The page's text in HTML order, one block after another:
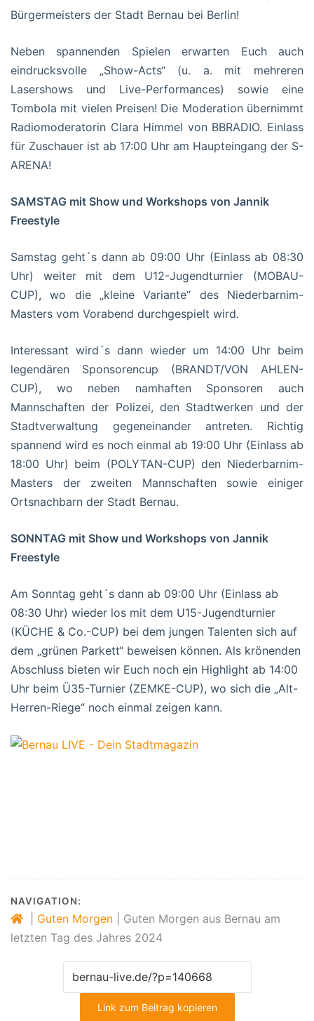
Bürgermeisters der Stadt Bernau bei Berlin!
Neben spannenden Spielen erwarten Euch auch
eindrucksvolle „Show-Acts“ (u. a. mit mehreren
Lasershows und Live-Performances) sowie eine
Tombola mit vielen Preisen! Die Moderation übernimmt
Radiomoderatorin Clara Himmel von BBRADIO. Einlass
für Zuschauer ist ab 17:00 Uhr am Haupteingang der S-
ARENA!
SAMSTAG mit Show und Workshops von Jannik
Freestyle
Samstag geht´s dann ab 09:00 Uhr (Einlass ab 08:30
Uhr) weiter mit dem U12-Jugendturnier (MOBAU-
CUP), wo die „kleine Variante“ des Niederbarnim-
Masters vom Vorabend durchgespielt wird.
Interessant wird´s dann wieder um 14:00 Uhr beim
legendären Sponsorencup (BRANDT/VON AHLEN-
CUP), wo neben namhaften Sponsoren auch
Mannschaften der Polizei, den Stadtwerken und der
Stadtverwaltung gegeneinander antreten. Richtig
spannend wird es noch einmal ab 19:00 Uhr (Einlass ab
18:00 Uhr) beim (POLYTAN-CUP) den Niederbarnim-
Masters der zweiten Mannschaften sowie einiger
Ortsnachbarn der Stadt Bernau.
SONNTAG mit Show und Workshops von Jannik
Freestyle
Am Sonntag geht´s dann ab 09:00 Uhr (Einlass ab
08:30 Uhr) wieder los mit dem U15-Jugendturnier
(KÜCHE & Co.-CUP) bei dem jungen Talenten sich auf
dem „grünen Parkett“ beweisen können. Als krönenden
Abschluss bieten wir Euch noch ein Highlight ab 14:00
Uhr beim Ü35-Turnier (ZEMKE-CUP), wo sich die „Alt-
Herren-Riege“ noch einmal zeigen kann.
NAVIGATION:
Guten Morgen
Guten Morgen aus Bernau am
letzten Tag des Jahres 2024
Link zum Beitrag kopieren